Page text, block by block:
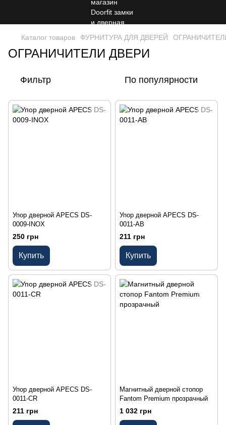
Каталог товаров ФУРНИТУРА ДЛЯ ДВЕРЕЙ
ОГРАНИЧИТЕЛИ ДВЕРИ
Фильтр По популярности
Упор дверной APECS DS-
0009-INOX
250 грн
Купить
Упор дверной APECS DS-
0011-AB
211 грн
Купить
Упор дверной APECS DS-
0011-CR
211 грн
Магнитный дверной стопор
Fantom Premium прозрачный
1 032 грн